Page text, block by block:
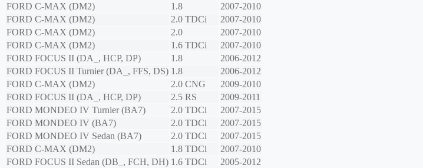
FORD C-MAX (DM2) 1.8
2007-2010
FORD C-MAX (DM2) 2.0 TDCi
2007-2010
FORD C-MAX (DM2) 2.0
2007-2010
FORD C-MAX (DM2) 1.6 TDCi
2007-2010
FORD FOCUS II (DA_, HCP, DP) 1.8
2006-2012
FORD FOCUS II Turnier (DA_, FFS, DS) 1.8
2006-2012
FORD C-MAX (DM2) 2.0 CNG
2009-2010
FORD FOCUS II (DA_, HCP, DP) 2.5 RS
2009-2011
FORD MONDEO IV Turnier (BA7) 2.0 TDCi
2007-2015
FORD MONDEO IV (BA7) 2.0 TDCi
2007-2015
FORD MONDEO IV Sedan (BA7) 2.0 TDCi
2007-2015
FORD C-MAX (DM2) 1.8 TDCi
2007-2010
FORD FOCUS II Sedan (DB_, FCH, DH) 1.6 TDCi
2005-2012